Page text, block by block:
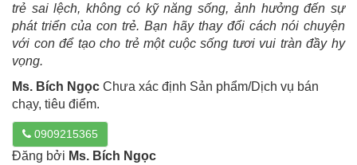
trẻ sai lệch, không có kỹ năng sống, ảnh hưởng đến sự
phát triển của con trẻ. Bạn hãy thay đổi cách nói chuyện
với con để tạo cho trẻ một cuộc sống tươi vui tràn đầy hy
vọng.
Ms. Bích Ngọc Chưa xác định Sản phẩm/Dịch vụ bán
chạy, tiêu điểm.
0909215365
Đăng bởi Ms. Bích Ngọc